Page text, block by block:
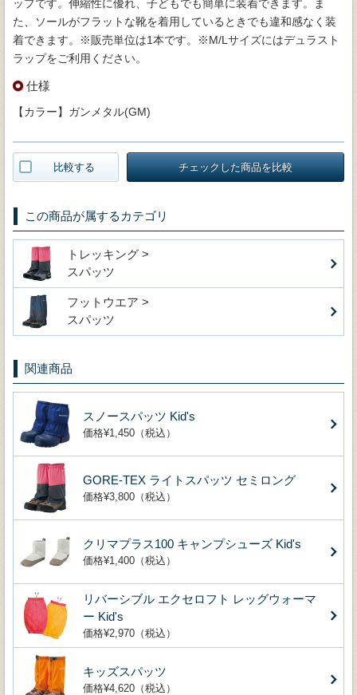
ップです。伸縮性に優れ、子どもでも簡単に装着できます。ま
た、ソールがフラットな靴を着用しているときでも違和感なく装
着できます。※販売単位は1本です。※M/Lサイズにはデュラスト
ラップをご利用ください。
仕様
【カラー】ガンメタル(GM)
比較する チェックした商品を比較
この商品が属するカテゴリ
トレッキング >
スパッツ
フットウエア >
スパッツ
関連商品
スノースパッツ Kid's
価格¥1,450（税込）
GORE-TEX ライトスパッツ セミロング
価格¥3,800（税込）
クリマプラス100 キャンプシューズ Kid's
価格¥1,400（税込）
リバーシブル エクセロフト レッグウォーマ
ー Kid's
価格¥2,970（税込）
キッズスパッツ
価格¥4,620（税込）